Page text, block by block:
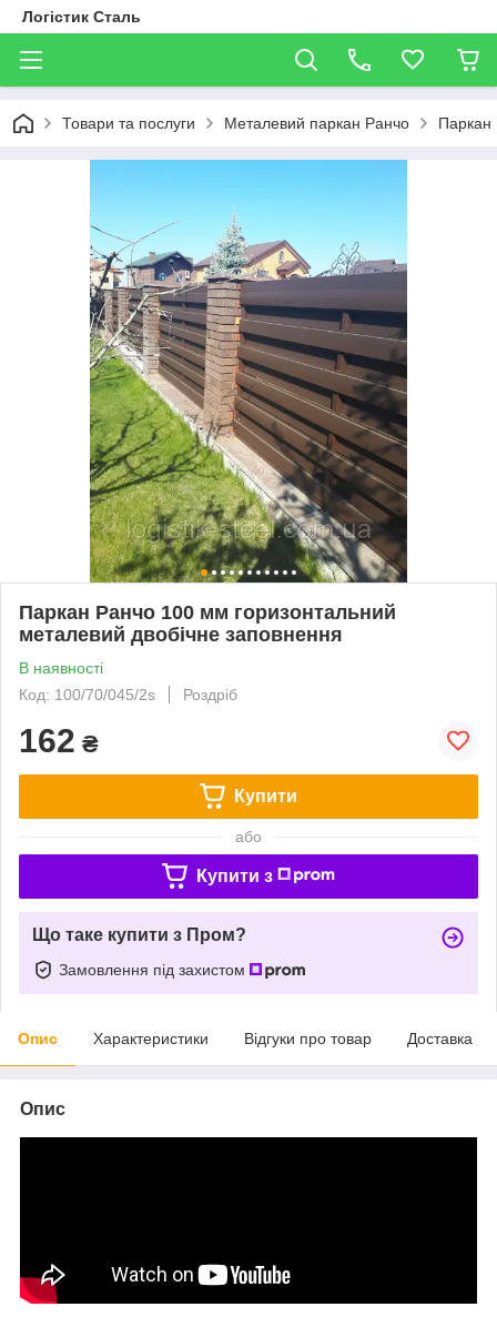
Логістик Сталь
Товари та послуги Металевий паркан Ранчо Паркан
Паркан Ранчо 100 мм горизонтальний
металевий двобічне заповнення
В наявності
Код: 100/70/045/2s
Роздріб
162 ₴
Купити
або
Купити з
Що таке купити з Пром?
Замовлення під захистом
Опис Характеристики Відгуки про товар Доставка
Опис